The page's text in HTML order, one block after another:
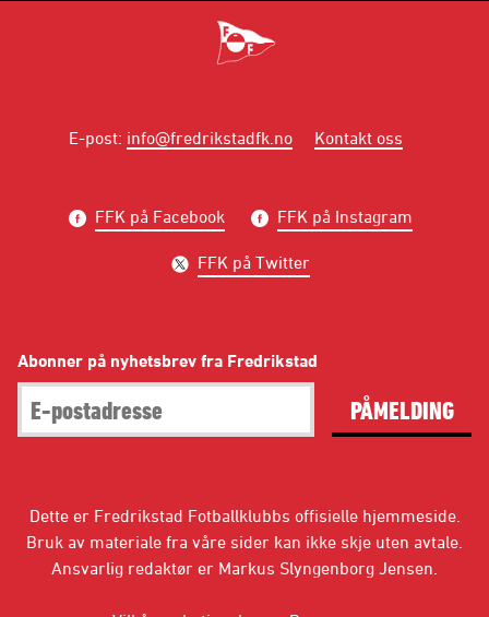
E-post: info@fredrikstadfk.no Kontakt oss
FFK på Facebook FFK på Instagram
FFK på Twitter
Abonner på nyhetsbrev fra Fredrikstad
PÅMELDING
Dette er Fredrikstad Fotballklubbs offisielle hjemmeside.
Bruk av materiale fra våre sider kan ikke skje uten avtale.
Ansvarlig redaktør er Markus Slyngenborg Jensen.